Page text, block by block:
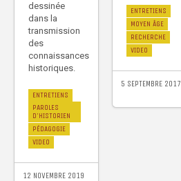
dessinée
dans la
transmission
des
connaissances
historiques.
ENTRETIENS
PAROLES
D'HISTORIEN
PÉDAGOGIE
VIDEO
12 NOVEMBRE 2019
ENTRETIENS
MOYEN ÂGE
RECHERCHE
VIDEO
5 SEPTEMBRE 2017